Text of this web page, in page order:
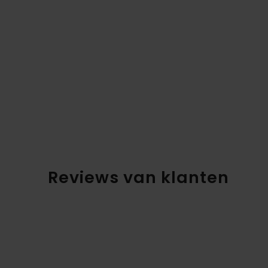
Reviews van klanten